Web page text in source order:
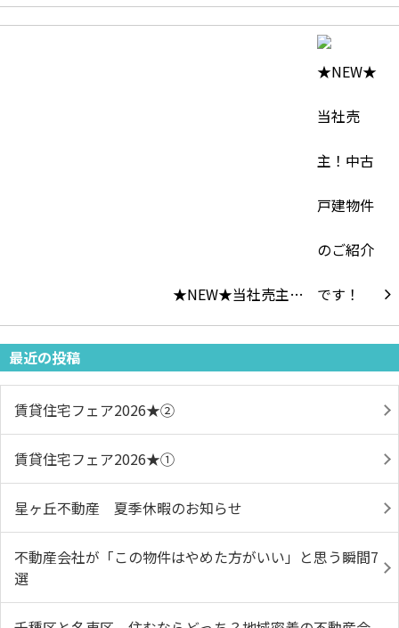
★NEW★当社売主…
最近の投稿
賃貸住宅フェア2026★➁
賃貸住宅フェア2026★①
星ヶ丘不動産 夏季休暇のお知らせ
不動産会社が「この物件はやめた方がいい」と思う瞬間7
選